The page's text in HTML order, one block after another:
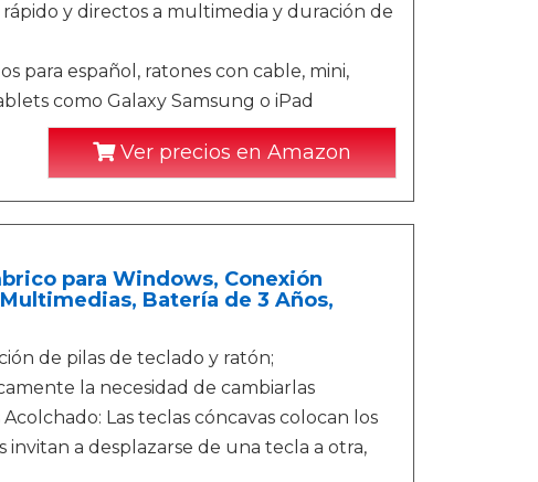
y directos a multimedia y duración de
para español, ratones con cable, mini,
como Galaxy Samsung o iPad
Ver precios en Amazon
para Windows, Conexión
Batería de 3 Años,
de pilas de teclado y ratón;
la necesidad de cambiarlas
Las teclas cóncavas colocan los
a desplazarse de una tecla a otra,